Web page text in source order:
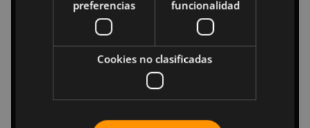
preferencias
funcionalidad
Cookies no clasificadas